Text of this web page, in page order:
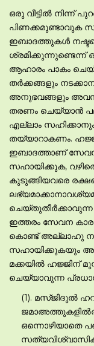
ഒരു വീട്ടില്‍ നിന്ന്
പിണക്കമുണ്ടാവുക
ഇബാദത്തുകള്‍
ശ്രമിക്കുന്നുണ്ടെന്ന്
ആഹാരം പാകം
തര്‍ക്കങ്ങളും
അനുഭവങ്ങളും
തരണം ചെയ്യാന്‍
എല്ലാം
തയ്യാറാകണം.
ഇബാദത്താണ്
സഹായിക്കുക,
കുടുങ്ങിയവരെ
ഇത്തരം സേവന
കൊണ്ട് അല്ലാഹു
സഹായിക്കുകയും
മക്കയില്‍ ഹജ്ജിന്
ചെയ്യാവുന്ന
(1). മസ്ജിദുല്‍
ഒന്നൊഴിയാതെ